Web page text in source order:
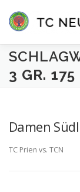
Inhalt
springen
3 GR. 175
Damen
TC Prien vs. TCN